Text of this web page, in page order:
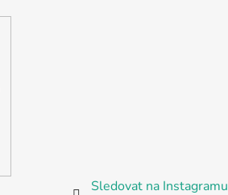
Sledovat na Instagramu